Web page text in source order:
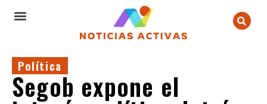
Política
Segob expone el